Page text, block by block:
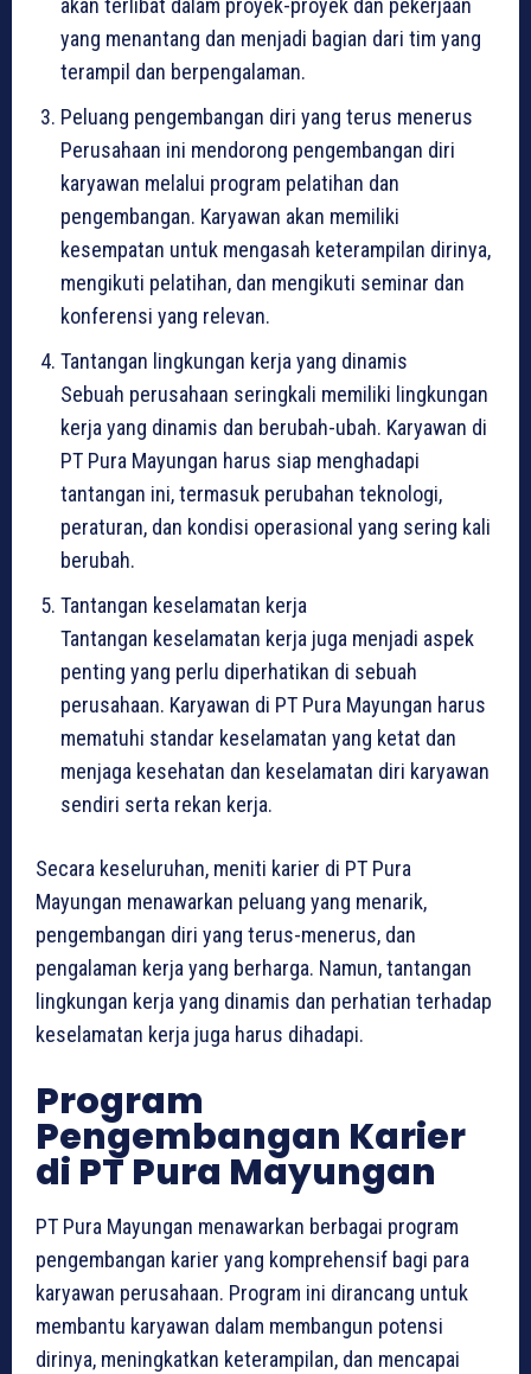
akan terlibat dalam proyek-proyek dan pekerjaan
yang menantang dan menjadi bagian dari tim yang
terampil dan berpengalaman.
Peluang pengembangan diri yang terus menerus
Perusahaan ini mendorong pengembangan diri
karyawan melalui program pelatihan dan
pengembangan. Karyawan akan memiliki
kesempatan untuk mengasah keterampilan dirinya,
mengikuti pelatihan, dan mengikuti seminar dan
konferensi yang relevan.
Tantangan lingkungan kerja yang dinamis
Sebuah perusahaan seringkali memiliki lingkungan
kerja yang dinamis dan berubah-ubah. Karyawan di
PT Pura Mayungan harus siap menghadapi
tantangan ini, termasuk perubahan teknologi,
peraturan, dan kondisi operasional yang sering kali
berubah.
Tantangan keselamatan kerja
Tantangan keselamatan kerja juga menjadi aspek
penting yang perlu diperhatikan di sebuah
perusahaan. Karyawan di PT Pura Mayungan harus
mematuhi standar keselamatan yang ketat dan
menjaga kesehatan dan keselamatan diri karyawan
sendiri serta rekan kerja.
Secara keseluruhan, meniti karier di PT Pura
Mayungan menawarkan peluang yang menarik,
pengembangan diri yang terus-menerus, dan
pengalaman kerja yang berharga. Namun, tantangan
lingkungan kerja yang dinamis dan perhatian terhadap
keselamatan kerja juga harus dihadapi.
Program
Pengembangan Karier
di PT Pura Mayungan
PT Pura Mayungan menawarkan berbagai program
pengembangan karier yang komprehensif bagi para
karyawan perusahaan. Program ini dirancang untuk
membantu karyawan dalam membangun potensi
dirinya, meningkatkan keterampilan, dan mencapai